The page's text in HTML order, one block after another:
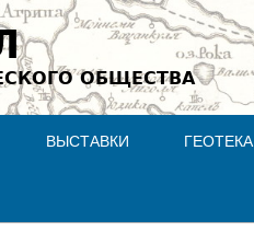
Jump to navigation
ОБЩЕСТВА
ВЫСТАВКИ ГЕОТЕКА